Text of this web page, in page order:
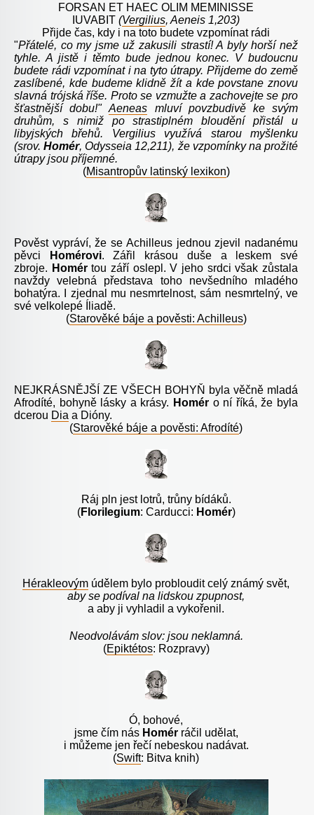
FORSAN ET HAEC OLIM MEMINISSE
IUVABIT (Vergilius, Aeneis 1,203)
Přijde čas, kdy i na toto budete vzpomínat rádi
"Přátelé, co my jsme už zakusili strastí! A byly horší než
tyhle. A jistě i těmto bude jednou konec. V budoucnu
budete rádi vzpomínat i na tyto útrapy. Přijdeme do země
zaslíbené, kde budeme klidně žít a kde povstane znovu
slavná trójská říše. Proto se vzmužte a zachovejte se pro
šťastnější dobu!" Aeneas
mluví povzbudivě ke svým
druhům, s nimiž po strastiplném bloudění přistál u
libyjských břehů. Vergilius využívá starou myšlenku
(srov. Homér, Odysseia 12,211), že vzpomínky na prožité
útrapy jsou příjemné.
(Misantropův latinský lexikon)
Pověst vypráví, že se Achilleus jednou zjevil nadanému
pěvci
Homérovi. Zářil krásou duše a leskem své
zbroje. Homér tou září oslepl. V jeho srdci však zůstala
navždy velebná představa toho nevšedního mladého
bohatýra. I zjednal mu nesmrtelnost, sám nesmrtelný, ve
své velkolepé Íliadě.
(Starověké báje a pověsti: Achilleus)
NEJKRÁSNĚJŠÍ ZE VŠECH BOHYŇ byla věčně mladá
Afrodíté, bohyně lásky a krásy. Homér o ní říká, že byla
dcerou Dia a Dióny.
(Starověké báje a pověsti: Afrodíté)
Ráj pln jest lotrů, trůny bídáků.
(Florilegium: Carducci: Homér)
Hérakleovým údělem bylo probloudit celý známý svět,
aby se podíval na lidskou zpupnost,
a aby ji vyhladil a vykořenil.
Neodvolávám slov: jsou neklamná.
(Epiktétos: Rozpravy)
Ó, bohové,
jsme čím nás Homérráčil udělat,
i můžeme jen řečí nebeskou nadávat.
(Swift: Bitva knih)